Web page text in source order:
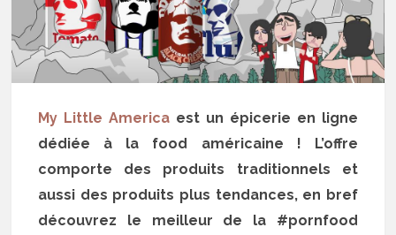
My Little America est un épicerie en ligne
dédiée à la food américaine ! L’offre
comporte des produits traditionnels et
aussi des produits plus tendances, en bref
découvrez le meilleur de la #pornfood